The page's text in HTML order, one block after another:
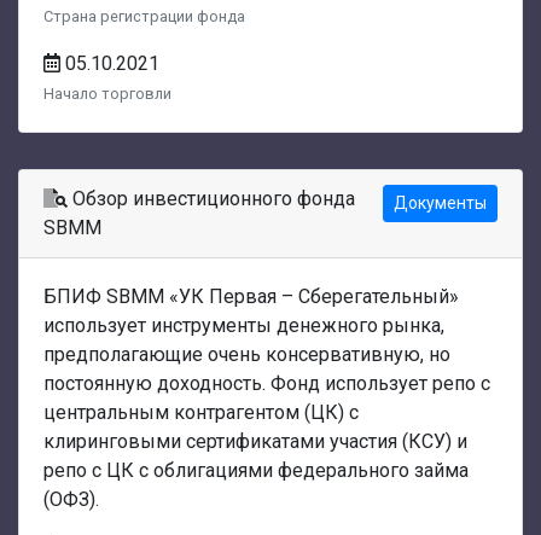
Страна регистрации фонда
05.10.2021
Начало торговли
Обзор инвестиционного фонда
SBMM
Документы
БПИФ SBMM «УК Первая – Сберегательный»
использует инструменты денежного рынка,
предполагающие очень консервативную, но
постоянную доходность. Фонд использует репо с
центральным контрагентом (ЦК) с
клиринговыми сертификатами участия (КСУ) и
репо с ЦК с облигациями федерального займа
(ОФЗ).